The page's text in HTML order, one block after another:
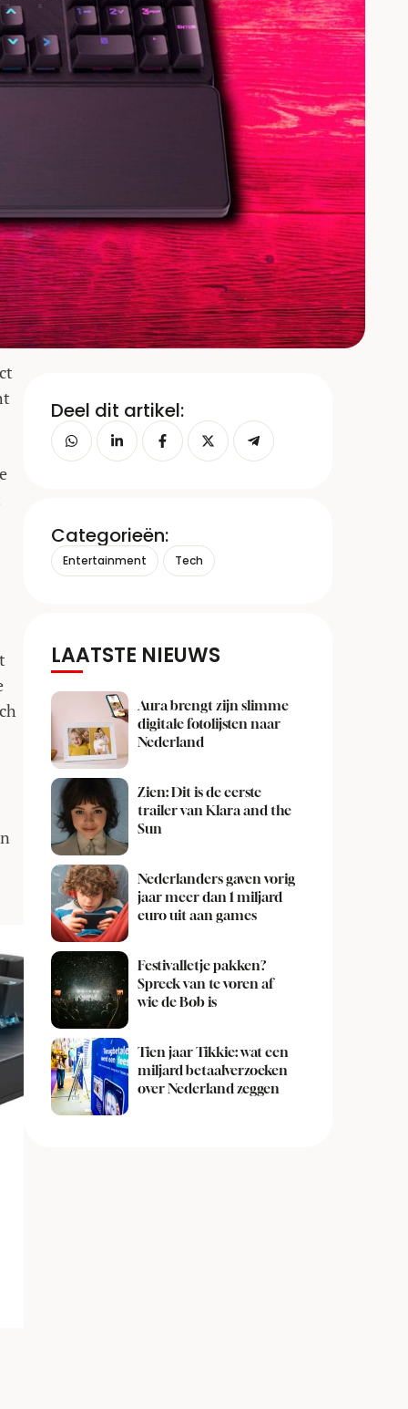
Deel dit artikel:
Categorieën:
Entertainment Tech
LAATSTE NIEUWS
Aura brengt zijn slimme
digitale fotolijsten naar
Nederland
Zien: Dit is de eerste
trailer van Klara and the
Sun
Nederlanders gaven vorig
jaar meer dan 1 miljard
euro uit aan games
Festivalletje pakken?
Spreek van te voren af
wie de Bob is
Tien jaar Tikkie: wat een
miljard betaalverzoeken
over Nederland zeggen